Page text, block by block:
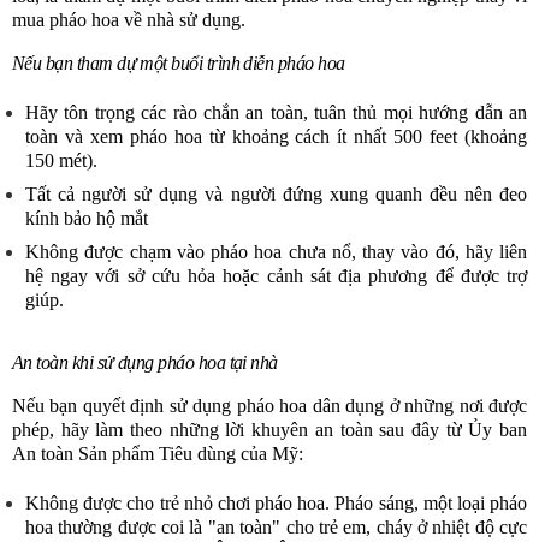
mua pháo hoa về nhà sử dụng.
Nếu bạn tham dự một buổi trình diễn pháo hoa
Hãy tôn trọng các rào chắn an toàn, tuân thủ mọi hướng dẫn an
toàn và xem pháo hoa từ khoảng cách ít nhất 500 feet (khoảng
150 mét).
Tất cả người sử dụng và người đứng xung quanh đều nên đeo
kính bảo hộ mắt
Không được chạm vào pháo hoa chưa nổ, thay vào đó, hãy liên
hệ ngay với sở cứu hỏa hoặc cảnh sát địa phương để được trợ
giúp.
An toàn khi sử dụng pháo hoa tại nhà
Nếu bạn quyết định sử dụng pháo hoa dân dụng ở những nơi được
phép, hãy làm theo những lời khuyên an toàn sau đây từ Ủy ban
An toàn Sản phẩm Tiêu dùng của Mỹ:
Không được cho trẻ nhỏ chơi pháo hoa. Pháo sáng, một loại pháo
hoa thường được coi là "an toàn" cho trẻ em, cháy ở nhiệt độ cực